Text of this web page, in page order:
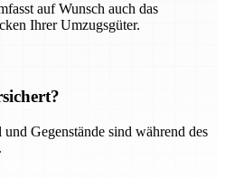
auf Wunsch auch das
Ihrer Umzugsgüter.
Gegenstände sind während des